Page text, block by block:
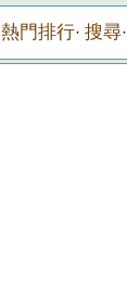
熱門排行· 搜尋·